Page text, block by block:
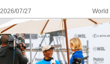
2026/07/27 World